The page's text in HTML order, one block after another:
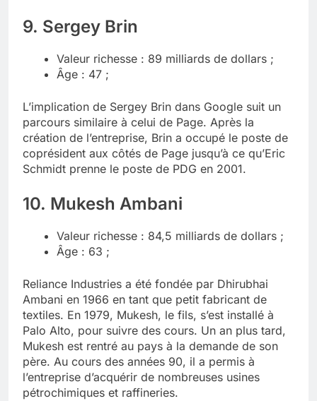
9. Sergey Brin
Valeur richesse : 89 milliards de dollars ;
Âge : 47 ;
L’implication de Sergey Brin dans Google suit un
parcours similaire à celui de Page. Après la
création de l’entreprise, Brin a occupé le poste de
coprésident aux côtés de Page jusqu’à ce qu’Eric
Schmidt prenne le poste de PDG en 2001.
10. Mukesh Ambani
Valeur richesse : 84,5 milliards de dollars ;
Âge : 63 ;
Reliance Industries a été fondée par Dhirubhai
Ambani en 1966 en tant que petit fabricant de
textiles. En 1979, Mukesh, le fils, s’est installé à
Palo Alto, pour suivre des cours. Un an plus tard,
Mukesh est rentré au pays à la demande de son
père. Au cours des années 90, il a permis à
l’entreprise d’acquérir de nombreuses usines
pétrochimiques et raffineries.